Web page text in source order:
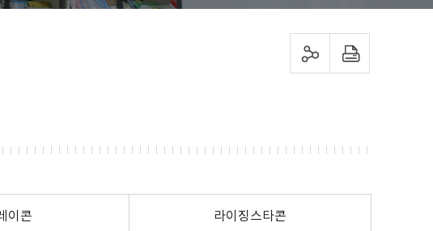
sns 공유하기 프린트하기
이콘 라이징스타콘